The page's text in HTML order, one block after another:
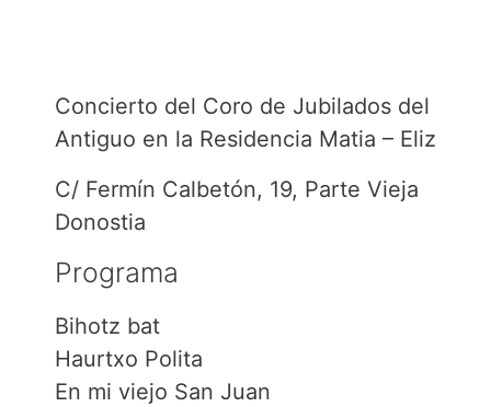
Concierto del Coro de Jubilados del
Antiguo en la Residencia Matia – Elizarán
C/ Fermín Calbetón, 19, Parte Vieja
Donostia
Programa
Bihotz bat
Haurtxo Polita
En mi viejo San Juan